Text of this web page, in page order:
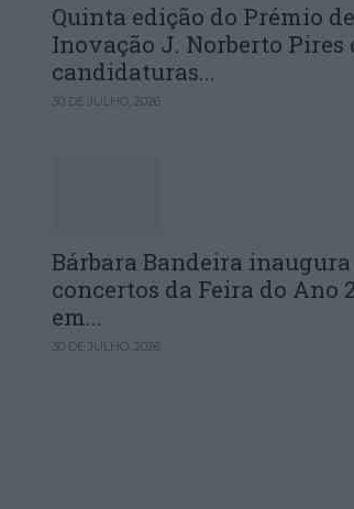
Quinta edição do Prémio de
Inovação J. Norberto Pires
candidaturas...
30 DE JULHO, 2026
Bárbara Bandeira inaugura
concertos da Feira do Ano
em...
30 DE JULHO, 2026